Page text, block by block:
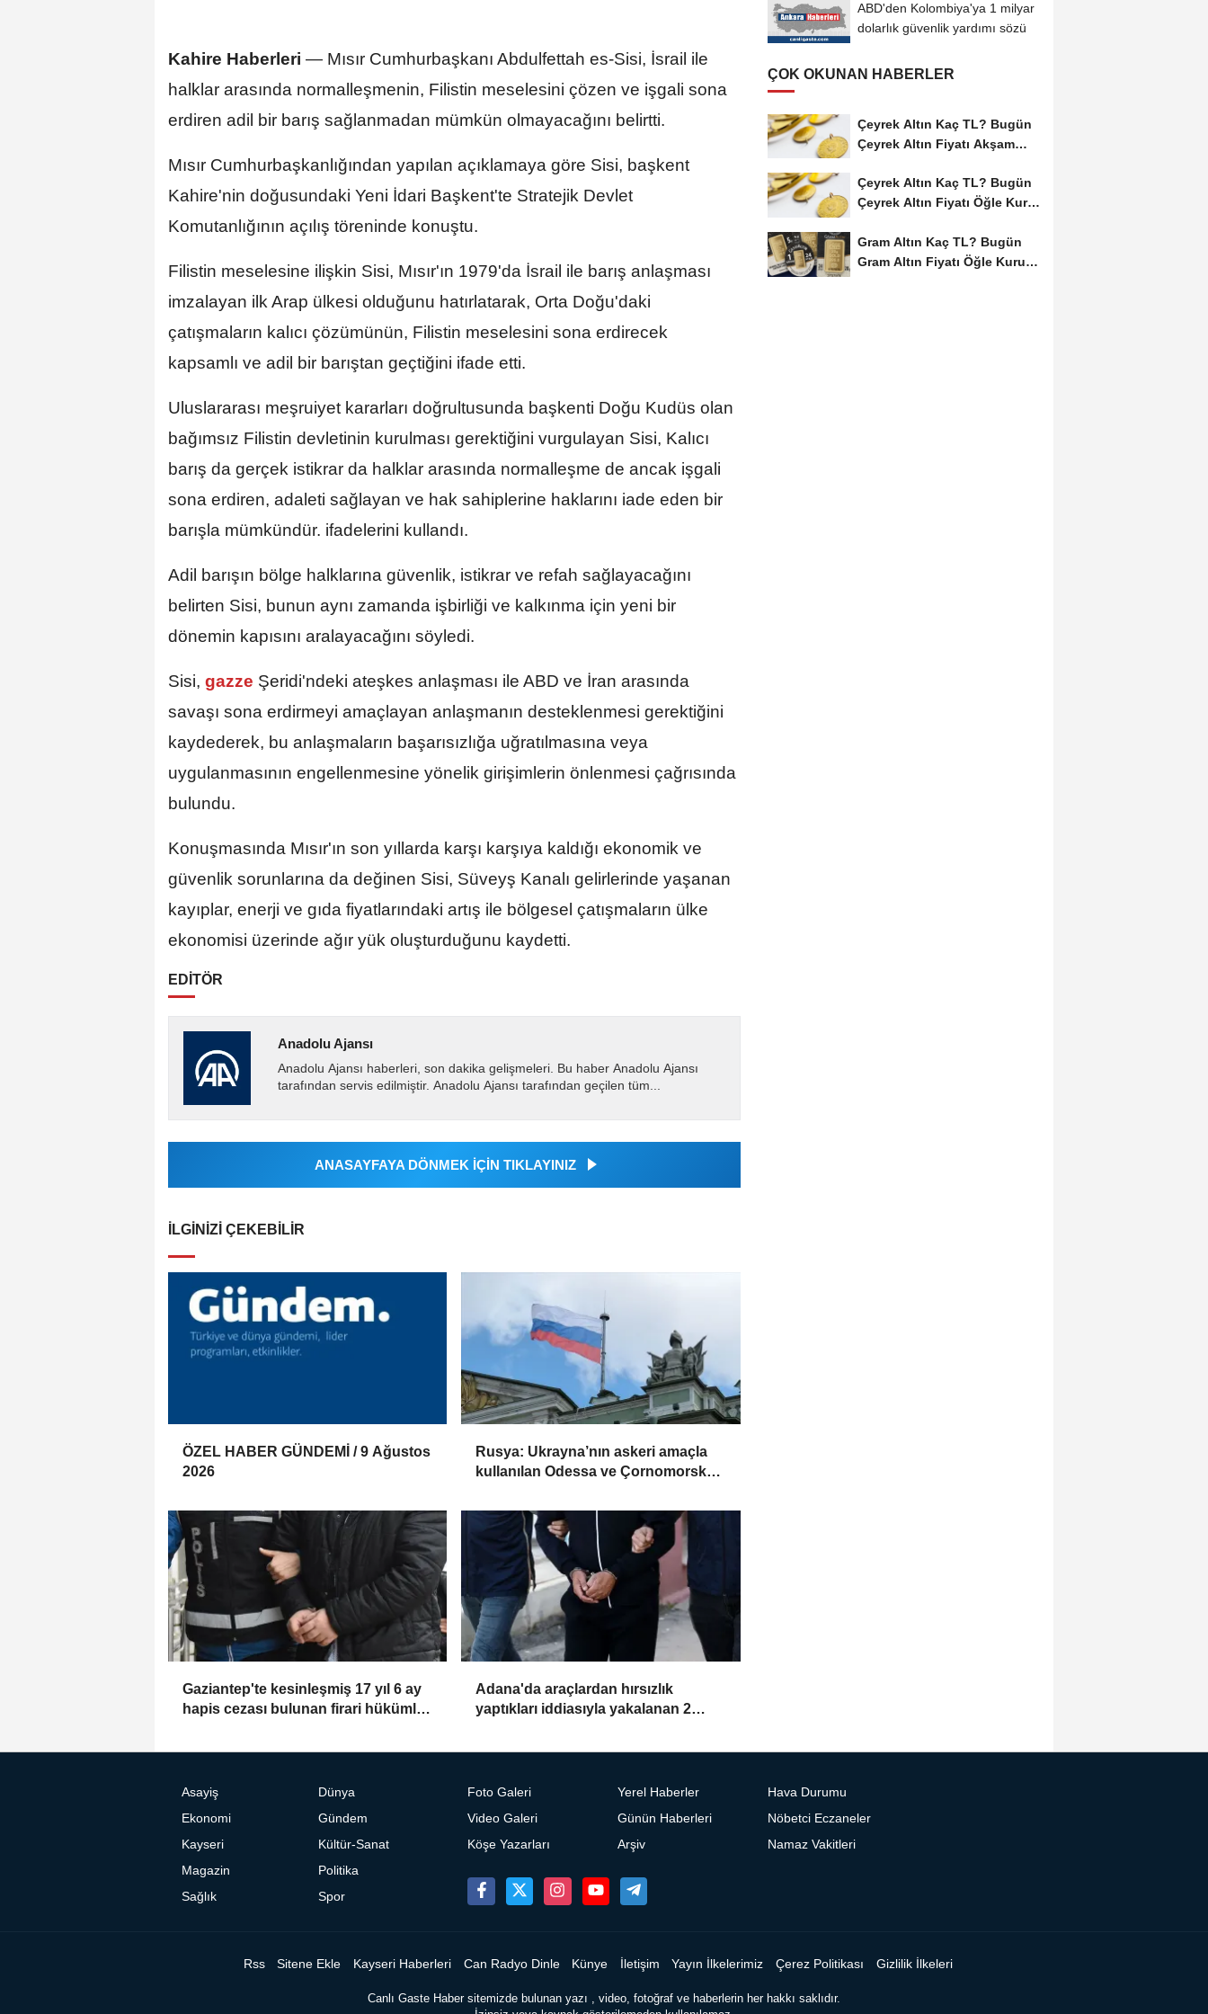
Kahire Haberleri — Mısır Cumhurbaşkanı Abdulfettah es-Sisi, İsrail ile
halklar arasında normalleşmenin, Filistin meselesini çözen ve işgali sona
erdiren adil bir barış sağlanmadan mümkün olmayacağını belirtti.
Mısır Cumhurbaşkanlığından yapılan açıklamaya göre Sisi, başkent
Kahire'nin doğusundaki Yeni İdari Başkent'te Stratejik Devlet
Komutanlığının açılış töreninde konuştu.
Filistin meselesine ilişkin Sisi, Mısır'ın 1979'da İsrail ile barış anlaşması
imzalayan ilk Arap ülkesi olduğunu hatırlatarak, Orta Doğu'daki
çatışmaların kalıcı çözümünün, Filistin meselesini sona erdirecek
kapsamlı ve adil bir barıştan geçtiğini ifade etti.
Uluslararası meşruiyet kararları doğrultusunda başkenti Doğu Kudüs olan
bağımsız Filistin devletinin kurulması gerektiğini vurgulayan Sisi, Kalıcı
barış da gerçek istikrar da halklar arasında normalleşme de ancak işgali
sona erdiren, adaleti sağlayan ve hak sahiplerine haklarını iade eden bir
barışla mümkündür. ifadelerini kullandı.
Adil barışın bölge halklarına güvenlik, istikrar ve refah sağlayacağını
belirten Sisi, bunun aynı zamanda işbirliği ve kalkınma için yeni bir
dönemin kapısını aralayacağını söyledi.
Sisi, gazze Şeridi'ndeki ateşkes anlaşması ile ABD ve İran arasında
savaşı sona erdirmeyi amaçlayan anlaşmanın desteklenmesi gerektiğini
kaydederek, bu anlaşmaların başarısızlığa uğratılmasına veya
uygulanmasının engellenmesine yönelik girişimlerin önlenmesi çağrısında
bulundu.
Konuşmasında Mısır'ın son yıllarda karşı karşıya kaldığı ekonomik ve
güvenlik sorunlarına da değinen Sisi, Süveyş Kanalı gelirlerinde yaşanan
kayıplar, enerji ve gıda fiyatlarındaki artış ile bölgesel çatışmaların ülke
ekonomisi üzerinde ağır yük oluşturduğunu kaydetti.
EDİTÖR
Anadolu Ajansı
Anadolu Ajansı haberleri, son dakika gelişmeleri. Bu haber Anadolu Ajansı
tarafından servis edilmiştir. Anadolu Ajansı tarafından geçilen tüm...
ANASAYFAYA DÖNMEK İÇİN TIKLAYINIZ
İLGINIZI ÇEKEBILIR
ÖZEL HABER GÜNDEMİ / 9 Ağustos
2026
Rusya: Ukrayna’nın askeri amaçla
kullanılan Odessa ve Çornomorsk
Gaziantep'te kesinleşmiş 17 yıl 6 ay
hapis cezası bulunan firari hükümlü
Adana'da araçlardan hırsızlık
yaptıkları iddiasıyla yakalanan 2
ABD'den Kolombiya'ya 1 milyar
dolarlık güvenlik yardımı sözü
ÇOK OKUNAN HABERLER
Çeyrek Altın Kaç TL? Bugün
Çeyrek Altın Fiyatı Akşam
Çeyrek Altın Kaç TL? Bugün
Çeyrek Altın Fiyatı Öğle Kuru
Gram Altın Kaç TL? Bugün
Gram Altın Fiyatı Öğle Kuru
Asayiş
Dünya
Ekonomi
Gündem
Kayseri
Kültür-Sanat
Magazin
Politika
Sağlık
Spor
Foto Galeri
Video Galeri
Köşe Yazarları
Yerel Haberler
Günün Haberleri
Arşiv
Hava Durumu
Nöbetci Eczaneler
Namaz Vakitleri
Rss Sitene Ekle Kayseri Haberleri Can Radyo Dinle Künye İletişim Yayın İlkelerimiz Çerez Politikası Gizlilik İlkeleri
Canlı Gaste Haber sitemizde bulunan yazı , video, fotoğraf ve haberlerin her hakkı saklıdır.